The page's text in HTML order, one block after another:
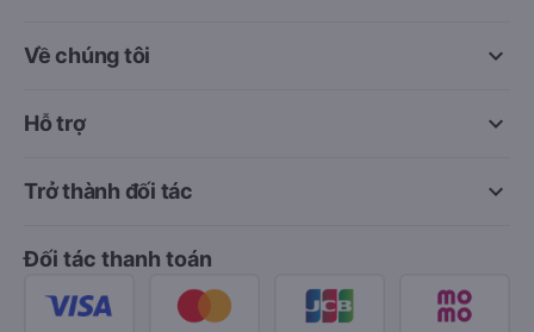
keyboard_arrow_down
Về chúng tôi
keyboard_arrow_down
Hỗ trợ
keyboard_arrow_down
Trở thành đối tác
Đối tác thanh toán